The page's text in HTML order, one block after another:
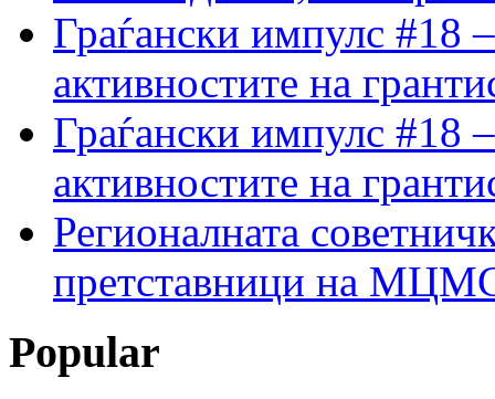
Граѓански импулс #18
активностите на
Граѓански импулс #18
активностите на
Регионалната
претставници на МЦМС
Popular